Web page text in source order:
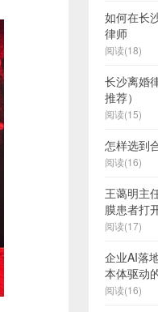
如何在长
律师
阅读(18)
长沙离婚
推荐）
阅读(15)
怎样选到
阅读(16)
王蔼明主
膜患者打
阅读(17)
企业AI落
本体驱动
阅读(16)